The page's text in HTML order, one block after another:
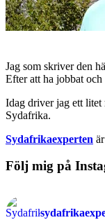
Jag som skriver den
Efter att ha jobbat
Idag driver jag ett litet
Sydafrika.
Sydafrikaexperten
Följ mig på